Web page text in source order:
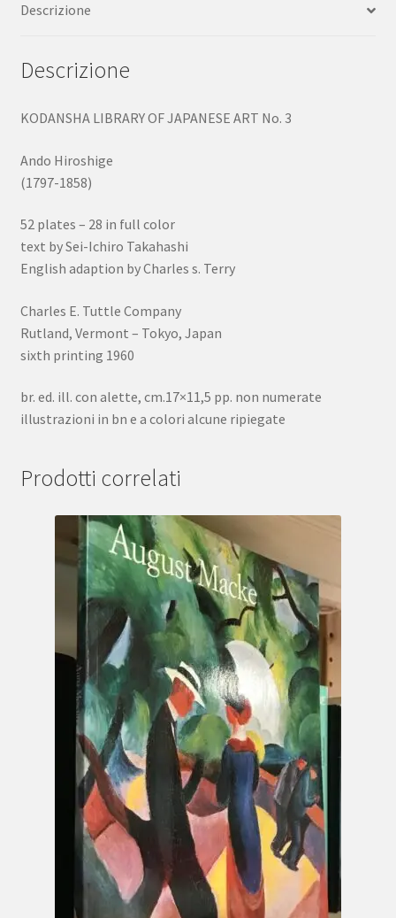
printing
Descrizione
Descrizione
KODANSHA LIBRARY OF JAPANESE ART No. 3
Ando Hiroshige
(1797-1858)
52 plates – 28 in full color
text by Sei-Ichiro Takahashi
English adaption by Charles s. Terry
Charles E. Tuttle Company
Rutland, Vermont – Tokyo, Japan
sixth printing 1960
br. ed. ill. con alette, cm.17×11,5 pp. non numerate
illustrazioni in bn e a colori alcune ripiegate
Prodotti correlati